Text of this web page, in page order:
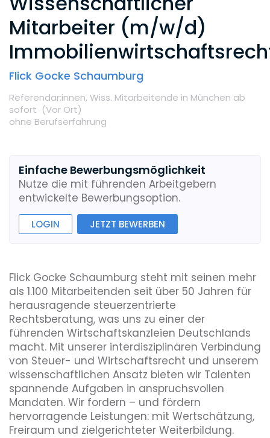
Mitarbeiter (m/w/d)
Flick Gocke Schaumburg
Referendar:innen,Wiss. Mitarbeitende in München ab
sofort (Vor Ort)
ohne Berufserfahrung
Einfache Bewerbungsmöglichkeit
Nutze die mit führenden Arbeitgebern
entwickelte Bewerbungsoption.
LOGIN JETZT BEWERBEN
Flick Gocke Schaumburg steht mit seinen mehr
als 1.100 Mitarbeitenden seit über 50 Jahren für
herausragende steuerzentrierte
Rechtsberatung, was uns zu einer der
führenden Wirtschaftskanzleien Deutschlands
macht. Mit unserer interdisziplinären Verbindung
von Steuer- und Wirtschaftsrecht und unserem
wissenschaftlichen Ansatz bieten wir Talenten
spannende Aufgaben in anspruchsvollen
Mandaten. Wir fordern – und fördern
hervorragende Leistungen: mit Wertschätzung,
Freiraum und zielgerichteter Weiterbildung.